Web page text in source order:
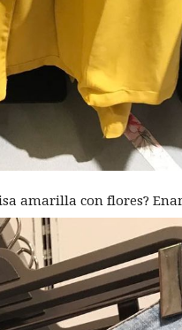
amarilla con flores?